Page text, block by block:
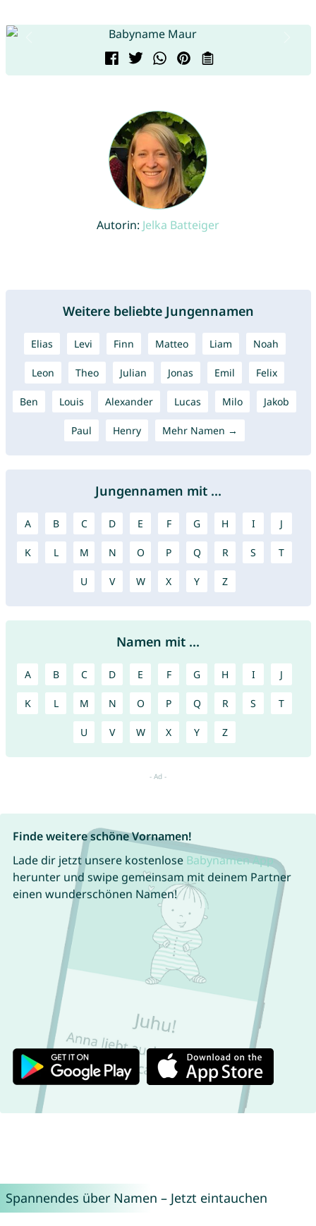
Autorin: Jelka Batteiger
Weitere beliebte Jungennamen
Elias Levi Finn Matteo Liam Noah
Leon Theo Julian Jonas Emil Felix
Ben Louis Alexander Lucas Milo Jakob
Paul Henry Mehr Namen →
Jungennamen mit ...
A B C D E F G H I J
K L M N O P Q R S T
U V W X Y Z
Namen mit ...
A B C D E F G H I J
K L M N O P Q R S T
U V W X Y Z
Finde weitere schöne Vornamen!
Lade dir jetzt unsere kostenlose Babynamen App
herunter und swipe gemeinsam mit deinem Partner
einen wunderschönen Namen!
Spannendes über Namen – Jetzt eintauchen